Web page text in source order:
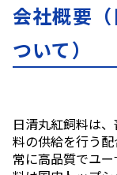
会社概要
ついて）
日清丸紅飼料は
料の供給を行う配
常に高品質でユ